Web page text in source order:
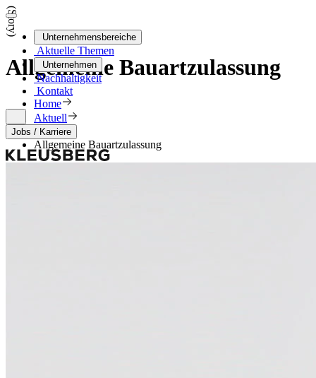
Unternehmensbereiche
Aktuelle Themen
Unternehmen
Nachhaltigkeit
Kontakt
Jobs / Karriere
(Story)
Allgemeine Bauartzulassung
Home
Aktuell
Story
Allgemeine Bauartzulassung